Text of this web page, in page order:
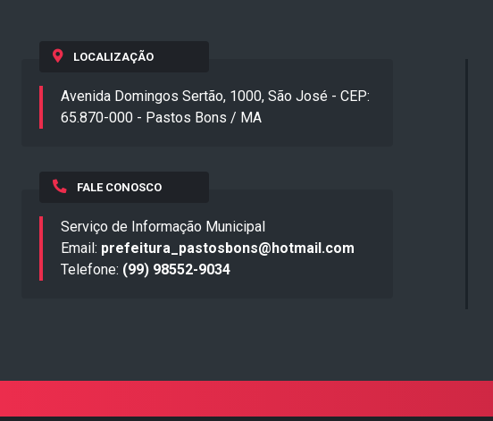
LOCALIZAÇÃO
Avenida Domingos Sertão, 1000, São José - CEP:
65.870-000 - Pastos Bons / MA
FALE CONOSCO
Serviço de Informação Municipal
Email: prefeitura_pastosbons@hotmail.com
Telefone: (99) 98552-9034